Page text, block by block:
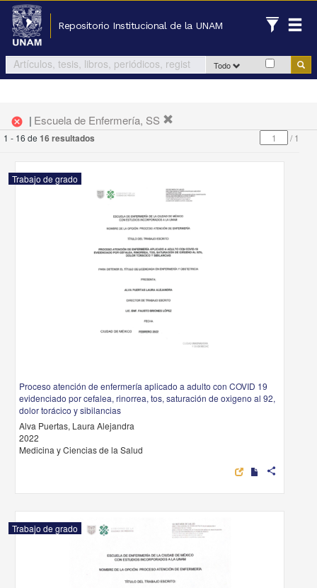
Repositorio Institucional de la UNAM
Todo
cancel | Escuela de Enfermería, SS
1 - 16 de 16 resultados /1
Trabajo de grado
Proceso atención de enfermería aplicado a adulto con COVID 19
evidenciado por cefalea, rinorrea, tos, saturación de oxigeno al 92,
dolor torácico y sibilancias
Alva Puertas, Laura Alejandra
2022
Medicina y Ciencias de la Salud
share
Trabajo de grado